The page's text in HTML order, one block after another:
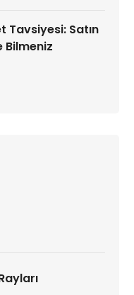
Tavsiyesi: Satın
Bilmeniz